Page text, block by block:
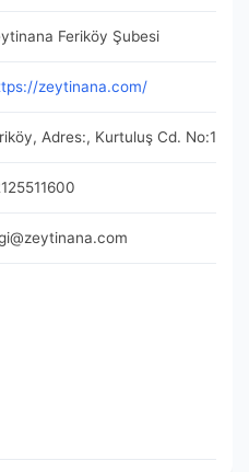
Feriköy Şubesi
zeytinana.com/
Adres:, Kurtuluş Cd.